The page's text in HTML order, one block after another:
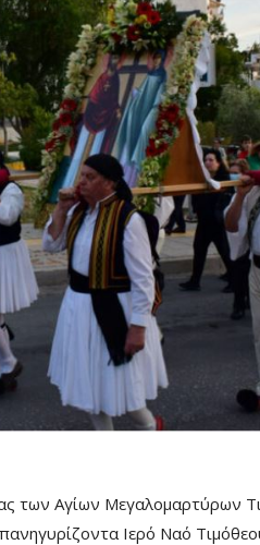
των Αγίων Μεγαλομαρτύρων
Ιερό Ναό